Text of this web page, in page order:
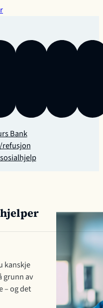
Bank
refusjon
kanskje
grunn av
– og det